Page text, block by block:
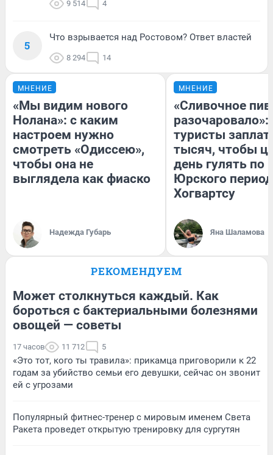
9 514 4
5
Что взрывается над Ростовом? Ответ властей
8 294 14
МНЕНИЕ
«Мы видим нового
Нолана»: с каким
настроем нужно
смотреть «Одиссею»,
чтобы она не
выглядела как фиаско
Надежда Губарь
МНЕНИЕ
«Сливочное
разочаровало»:
туристы
тысяч, чтобы
день гулять по
Юрского
Хогвартсу
Яна Шаламова
РЕКОМЕНДУЕМ
Может столкнуться каждый. Как
бороться с бактериальными болезнями
овощей — советы
17 часов 11 712 5
«Это тот, кого ты травила»: прикамца приговорили к 22
годам за убийство семьи его девушки, сейчас он звонит
ей с угрозами
Популярный фитнес-тренер с мировым именем Света
Ракета проведет открытую тренировку для сургутян